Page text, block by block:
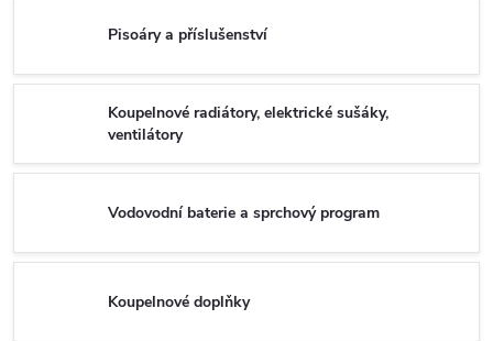
Pisoáry a příslušenství
Koupelnové radiátory, elektrické sušáky,
ventilátory
Vodovodní baterie a sprchový program
Koupelnové doplňky